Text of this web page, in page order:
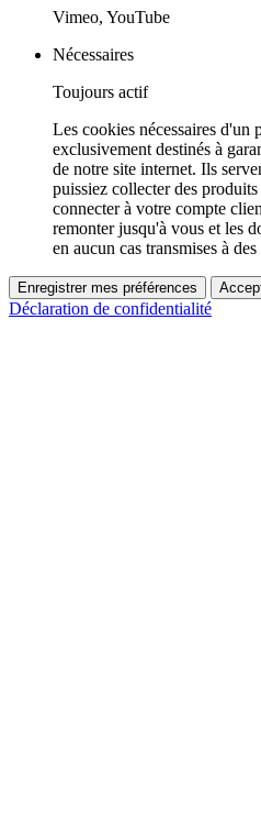
Vimeo, YouTube
Nécessaires
Toujours actif
Les cookies nécessaires d'un
exclusivement destinés à
de notre site internet. Ils
puissiez collecter des
connecter à votre compte
remonter jusqu'à vous et les
en aucun cas transmises à des
Enregistrer mes préférences
Déclaration de confidentialité